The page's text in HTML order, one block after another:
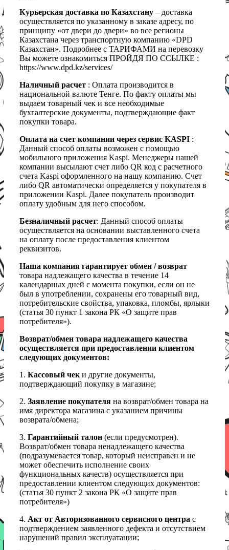
Курьерская доставка по Казахстану – доставка
осуществляется по указанному в заказе адресу, по
принципу «от двери до двери» во все регионы
Казахстана через транспортную компанию «DPD
Казахстан». Подробнее с ТАРИФАМИ на перевозку
Вы можете ознакомиться ПРОЙДЯ ПО ССЫЛКЕ :
https://www.dpd.kz/services/
Наличный расчет : Оплата производится в
национальной валюте Тенге. По факту оплаты мы
выдаем товарный чек и все необходимые
бухгалтерские документы, подтверждающие факт
покупки товара.
Оплата на счет компании через сервис KASPI :
Данный способ оплаты возможен с помощью
мобильного приложения Kaspi. Менеджеры нашей
компании высылают счет либо QR код с расчетного
счета Kaspi оформленного на нашу компанию. Счет
либо QR автоматически определяется у покупателя в
приложении Kaspi. Далее покупатель производит
оплату удобным для него способом.
Безналичный расчет: Данный способ оплаты
осуществляется на основании выставленного счета
на оплату после предоставления клиентом
реквизитов.
Наша компания гарантирует обмен / возврат
товара надлежащего качества в течение 14
календарных дней с момента покупки, если он не
был в употреблении, сохранены его товарный вид,
потребительские свойства, упаковка, пломбы, ярлыки
(статья 30 пункт 1 закона РК «О защите прав
потребителя»).
Возврат/обмен товара надлежащего качества
осуществляется при предоставлении клиентом
следующих документов:
1. Кассовый чеки другие документы,
подтверждающий покупку в магазине;
2. Заявление покупателя на возврат/обмен товара на
имя директора магазина с указанием причины
возврата/обмена;
3. Гарантийный талон (если предусмотрен).
Возврат/обмен товара ненадлежащего качества
(подразумевается товар, который неисправен и не
может обеспечить исполнение своих
функциональных качеств) осуществляется при
предоставлении клиентом следующих документов:
(статья 30 пункт 2 закона РК «О защите прав
потребителя»)
4. Акт от Авторизованного сервисного центра с
подтверждением заявленного дефекта и отсутствием
нарушений правил эксплуатации;